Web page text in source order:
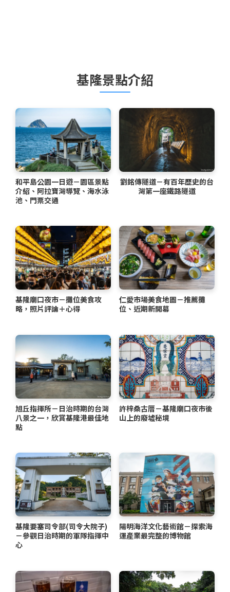
基隆景點介紹
和平島公園一日遊－園區景點
介紹、阿拉寶灣導覽、海水泳
池、門票交通
劉銘傳隧道－有百年歷史的台
灣第一座鐵路隧道
基隆廟口夜市－攤位美食攻
略，照片評論＋心得
仁愛市場美食地圖－推薦攤
位、近期新開幕
旭丘指揮所－日治時期的台灣
八景之一，欣賞基隆港最佳地
點
許梓桑古厝－基隆廟口夜市後
山上的廢墟秘境
基隆要塞司令部(司令大院子)
－參觀日治時期的軍隊指揮中
心
陽明海洋文化藝術館－探索海
運產業最完整的博物館